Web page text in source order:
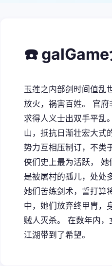
☎️ galGame
玉莲之内部剑时间值乱
放火，祸害百姓。 官
求得人义士出双手平乱
山，抵抗日渐壮宏大式
势力互相压制订，不类
侠们史上最为活跃，
是被屠村的孤儿，处处
她们苦练剑术，誓打算
中，她们放弃终甲胄，
贼人灭杀。 在数年内
江湖带到了希望。